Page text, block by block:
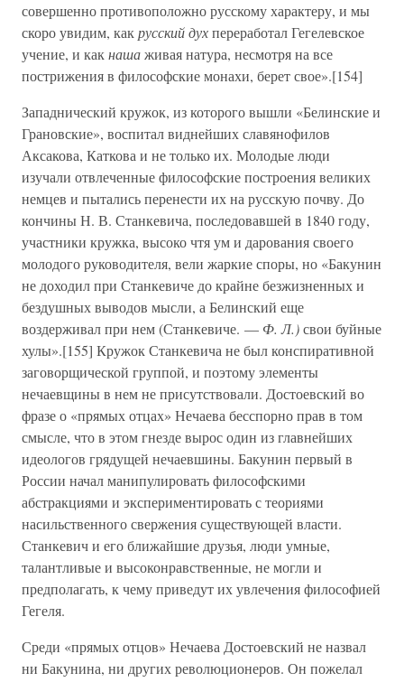
совершенно противоположно русскому характеру, и мы
скоро увидим, какрусский духпереработал Гегелевское
учение, и какнашаживая натура, несмотря на все
пострижения в философские монахи, берет свое».[154]
Западнический кружок, из которого вышли «Белинские и
Грановские», воспитал виднейших славянофилов
Аксакова, Каткова и не только их. Молодые люди
изучали отвлеченные философские построения великих
немцев и пытались перенести их на русскую почву. До
кончины Н. В. Станкевича, последовавшей в 1840 году,
участники кружка, высоко чтя ум и дарования своего
молодого руководителя, вели жаркие споры, но «Бакунин
не доходил при Станкевиче до крайне безжизненных и
бездушных выводов мысли, а Белинский еще
воздерживал при нем (Станкевиче. — Ф. Л.)свои буйные
хулы».[155] Кружок Станкевича не был конспиративной
заговорщической группой, и поэтому элементы
нечаевщины в нем не присутствовали. Достоевский во
фразе о «прямых отцах» Нечаева бесспорно прав в том
смысле, что в этом гнезде вырос один из главнейших
идеологов грядущей нечаевшины. Бакунин первый в
России начал манипулировать философскими
абстракциями и экспериментировать с теориями
насильственного свержения существующей власти.
Станкевич и его ближайшие друзья, люди умные,
талантливые и высоконравственные, не могли и
предполагать, к чему приведут их увлечения философией
Гегеля.
Среди «прямых отцов» Нечаева Достоевский не назвал
ни Бакунина, ни других революционеров. Он пожелал